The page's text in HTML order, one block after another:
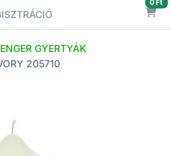
0 Ft
GYERTYÁK
205710